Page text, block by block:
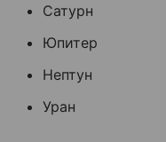
Сатурн
Юпитер
Нептун
Уран